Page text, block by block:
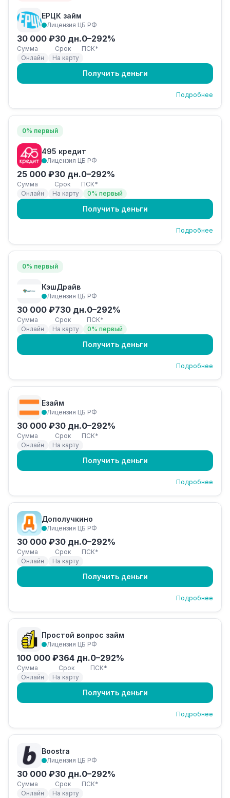
ЕРЦК займ
Лицензия ЦБ РФ
30 000 ₽
Сумма
30 дн.
Срок
0–292%
ПСК*
Онлайн
На карту
Получить деньги
Подробнее
0% первый
495 кредит
Лицензия ЦБ РФ
25 000 ₽
Сумма
30 дн.
Срок
0–292%
ПСК*
Онлайн
На карту 0% первый
Получить деньги
Подробнее
0% первый
КэшДрайв
Лицензия ЦБ РФ
30 000 ₽
Сумма
730 дн.
Срок
0–292%
ПСК*
Онлайн
На карту 0% первый
Получить деньги
Подробнее
Езайм
Лицензия ЦБ РФ
30 000 ₽
Сумма
30 дн.
Срок
0–292%
ПСК*
Онлайн
На карту
Получить деньги
Подробнее
Дополучкино
Лицензия ЦБ РФ
30 000 ₽
Сумма
30 дн.
Срок
0–292%
ПСК*
Онлайн
На карту
Получить деньги
Подробнее
Простой вопрос займ
Лицензия ЦБ РФ
100 000 ₽
Сумма
364 дн.
Срок
0–292%
ПСК*
Онлайн
На карту
Получить деньги
Подробнее
Boostra
Лицензия ЦБ РФ
30 000 ₽
Сумма
30 дн.
Срок
0–292%
ПСК*
Онлайн
На карту